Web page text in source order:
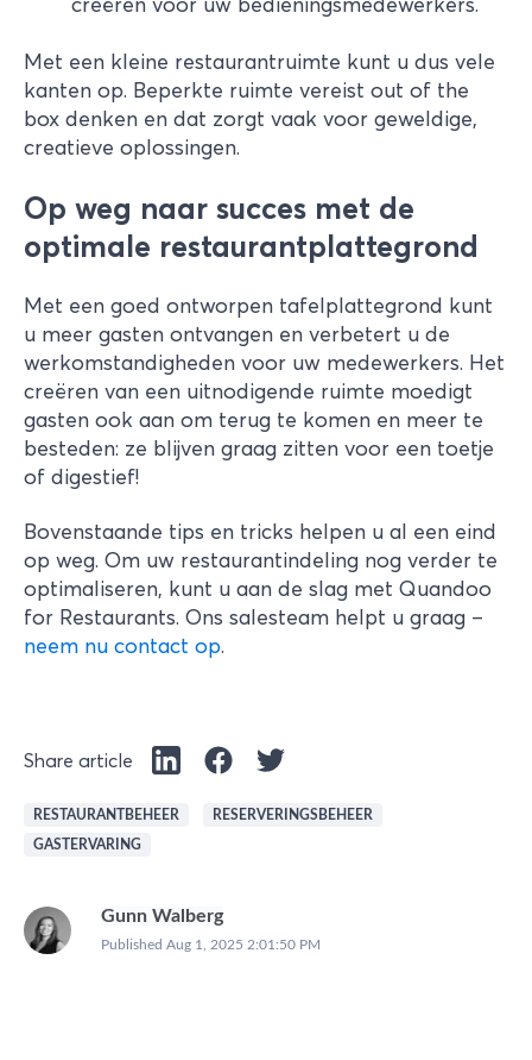
Met een kleine restaurantruimte kunt u dus vele
kanten op. Beperkte ruimte vereist out of the
box denken en dat zorgt vaak voor geweldige,
creatieve oplossingen.
Op weg naar succes met de
optimale restaurantplattegrond
Met een goed ontworpen tafelplattegrond kunt
u meer gasten ontvangen en verbetert u de
werkomstandigheden voor uw medewerkers. Het
creëren van een uitnodigende ruimte moedigt
gasten ook aan om terug te komen en meer te
besteden: ze blijven graag zitten voor een toetje
of digestief!
Bovenstaande tips en tricks helpen u al een eind
op weg. Om uw restaurantindeling nog verder te
optimaliseren, kunt u aan de slag met Quandoo
for Restaurants. Ons salesteam helpt u graag –
neem nu contact op.
Share article
RESTAURANTBEHEER RESERVERINGSBEHEER
GASTERVARING
Gunn Walberg
Published Aug 1, 2025 2:01:50 PM